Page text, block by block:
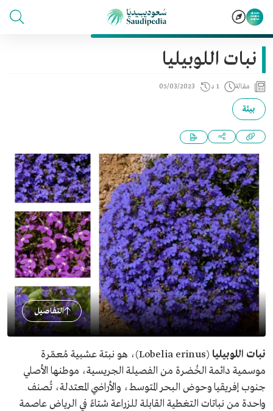
نبات اللوبيليا
مقالة 1 د 05/03/2023
بيئة
التفاصيل
نبات اللوبيليا
(Lobelia erinus)، هو نبتة عشبية مُعمّرة
موسمية دائمة الخُضرة من الفصيلة الجريسية، موطنها الأصلي
جنوب إفريقيا وحوض البحر المتوسط، والأراضي المعتدلة، تُصنف
واحدة من نباتات التغطية القابلة للزراعة شتاءً في الرياض عاصمة